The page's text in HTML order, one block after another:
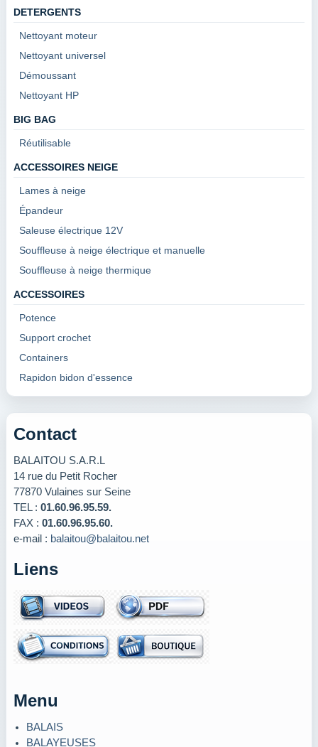
DETERGENTS
Nettoyant moteur
Nettoyant universel
Démoussant
Nettoyant HP
BIG BAG
Réutilisable
ACCESSOIRES NEIGE
Lames à neige
Épandeur
Saleuse électrique 12V
Souffleuse à neige électrique et manuelle
Souffleuse à neige thermique
ACCESSOIRES
Potence
Support crochet
Containers
Rapidon bidon d'essence
Contact
BALAITOU S.A.R.L
14 rue du Petit Rocher
77870 Vulaines sur Seine
TEL : 01.60.96.95.59.
FAX : 01.60.96.95.60.
e-mail : balaitou@balaitou.net
Liens
Menu
BALAIS
BALAYEUSES